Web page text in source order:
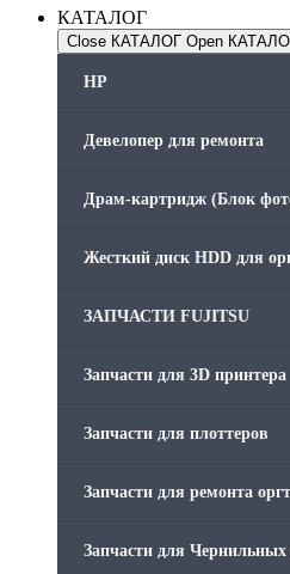
КАТАЛОГ
Close КАТАЛОГ Open
HP
Девелопер для ремонта
Драм-картридж (Блок
Жесткий диск HDD для
ЗАПЧАСТИ FUJITSU
Запчасти для 3D принтера
Запчасти для плоттеров
Запчасти для ремонта
Запчасти для Чернильных